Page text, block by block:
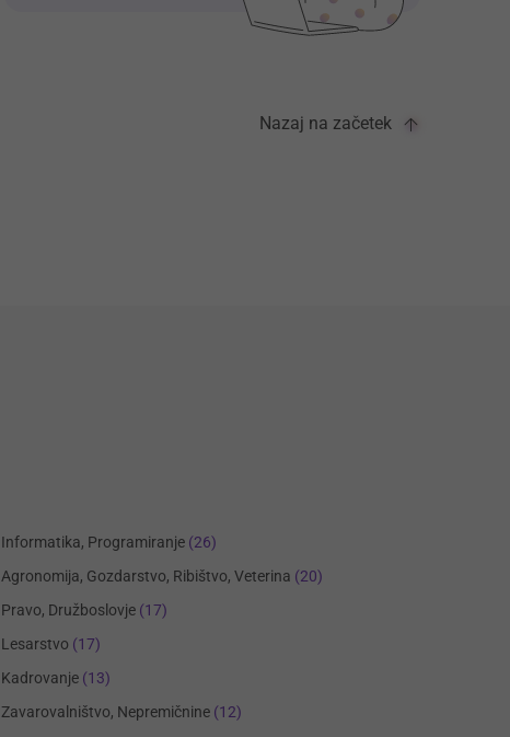
Nazaj na začetek
Informatika, Programiranje (26)
Agronomija, Gozdarstvo, Ribištvo, Veterina (20)
Pravo, Družboslovje (17)
Lesarstvo (17)
Kadrovanje (13)
Zavarovalništvo, Nepremičnine (12)